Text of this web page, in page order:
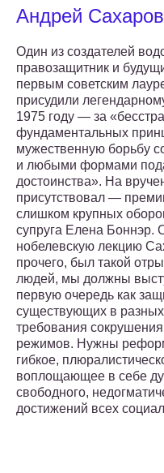
Андрей Сахаров
Один из создателей
правозащитник и
первым советским
присудили
1975 году — за
фундаментальных
мужественную борьбу
и любыми формами
достоинства». На
присутствовал —
слишком крупных
супруга Елена Боннэр.
нобелевскую лекцию
прочего, был такой
людей, мы должны
первую очередь как
существующих в
требования
режимов. Нужны
гибкое,
воплощающее в себе
свободного,
достижений всех